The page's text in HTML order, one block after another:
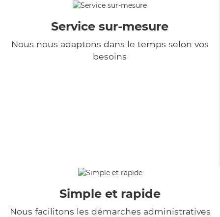
Service sur-mesure
Nous nous adaptons dans le temps selon vos
besoins
Simple et rapide
Nous facilitons les démarches administratives